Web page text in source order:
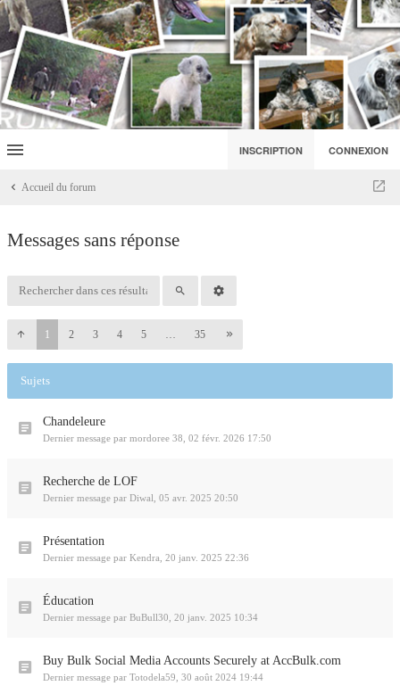
INSCRIPTION CONNEXION
Accueil du forum
Messages sans réponse
1 2 3 4 5 … 35
Sujets
Chandeleure
Dernier message par mordoree 38 02 févr. 2026 17:50
Recherche de LOF
Dernier message par Diwal 05 avr. 2025 20:50
Présentation
Dernier message par Kendra 20 janv. 2025 22:36
Éducation
Dernier message par BuBull30 20 janv. 2025 10:34
Buy Bulk Social Media Accounts Securely at AccBulk.com
Dernier message par Totodela59 30 août 2024 19:44